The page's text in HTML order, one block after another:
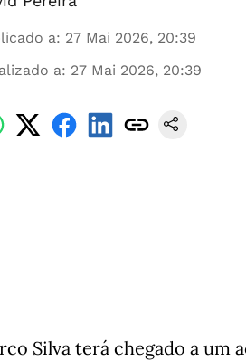
a: 27 Mai 2026, 20:39
a: 27 Mai 2026, 20:39
Silva terá chegado a um